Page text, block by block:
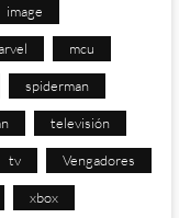
image
mcu
spiderman
televisión
tv Vengadores
xbox